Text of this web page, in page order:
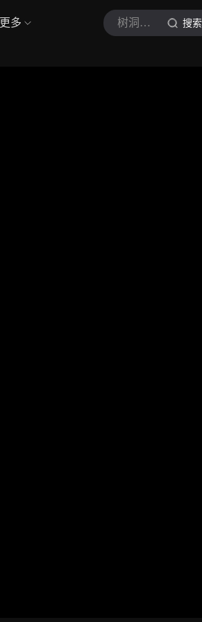
更多 树洞时间 搜索